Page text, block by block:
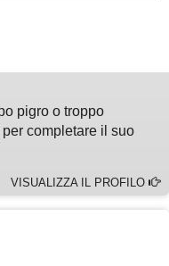
pigro o troppo
completare il suo
VISUALIZZA IL PROFILO